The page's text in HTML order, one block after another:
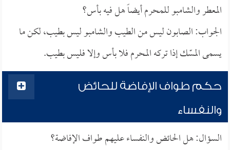
المعطر والشامبو للمحرم أيضاً هل فيه بأس؟
الجواب: الصابون ليس من الطيب والشامبو ليس بطيب، لكن ما
يسمى المسّك إذا تركه المحرم فلا بأس وإلا فليس بطيب.
حكم طواف الإفاضة للحائض
والنفساء
السؤال: هل الحائض والنفساء عليهم طواف الإفاضة؟